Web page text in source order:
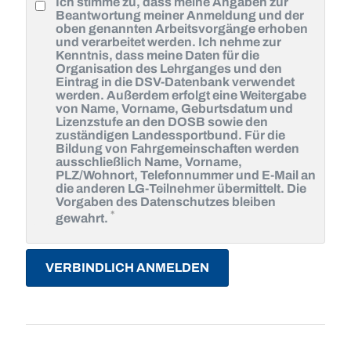
Beantwortung meiner Anmeldung und der
oben genannten Arbeitsvorgänge erhoben
und verarbeitet werden. Ich nehme zur
Kenntnis, dass meine Daten für die
Organisation des Lehrganges und den
Eintrag in die DSV-Datenbank verwendet
werden. Außerdem erfolgt eine Weitergabe
von Name, Vorname, Geburtsdatum und
Lizenzstufe an den DOSB sowie den
zuständigen Landessportbund. Für die
Bildung von Fahrgemeinschaften werden
ausschließlich Name, Vorname,
PLZ/Wohnort, Telefonnummer und E-Mail an
die anderen LG-Teilnehmer übermittelt. Die
Vorgaben des Datenschutzes bleiben
gewahrt. *Pflichtfeld
VERBINDLICH ANMELDEN